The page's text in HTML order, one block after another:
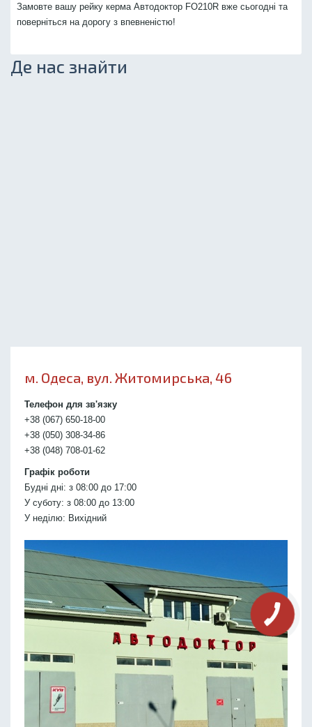
Замовте вашу рейку керма Автодоктор FO210R вже сьогодні та
поверніться на дорогу з впевненістю!
Де нас знайти
м. Одеса, вул. Житомирська, 46
Телефон для зв'язку
+38 (067) 650-18-00
+38 (050) 308-34-86
+38 (048) 708-01-62
Графік роботи
Будні дні: з 08:00 до 17:00
У суботу: з 08:00 до 13:00
У неділю: Вихідний